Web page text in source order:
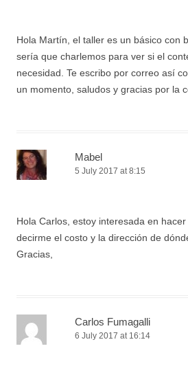
Hola Martín, el taller es un básico con
sería que charlemos para ver si el
necesidad. Te escribo por correo así
un momento, saludos y gracias por la
Mabel
5 July 2017 at 8:15
Hola Carlos, estoy interesada en
decirme el costo y la dirección de
Gracias,
Carlos Fumagalli
6 July 2017 at 16:14